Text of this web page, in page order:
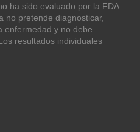
ha sido evaluado por la FDA.
no pretende diagnosticar,
enfermedad y no debe
resultados individuales